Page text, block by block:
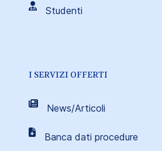
Studenti
I SERVIZI OFFERTI
News/Articoli
Banca dati procedure